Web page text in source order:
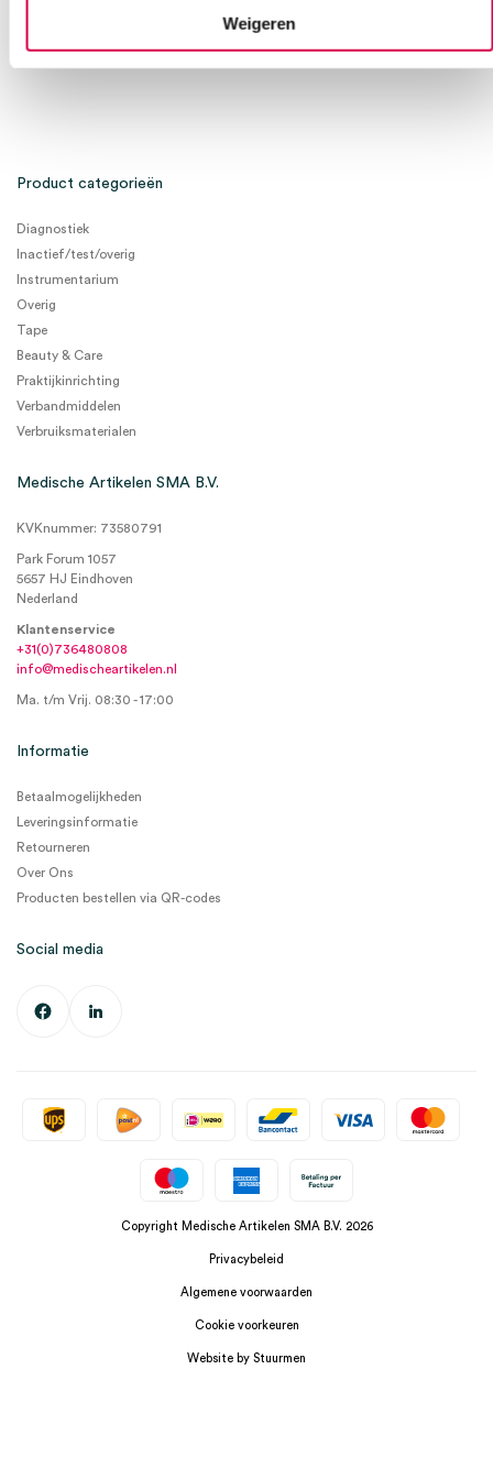
Weigeren
Product categorieën
Diagnostiek
Inactief/test/overig
Instrumentarium
Overig
Tape
Beauty & Care
Praktijkinrichting
Verbandmiddelen
Verbruiksmaterialen
Medische Artikelen SMA B.V.
KVKnummer: 73580791
Park Forum 1057
5657 HJ Eindhoven
Nederland
Klantenservice
+31(0)736480808
info@medischeartikelen.nl
Ma. t/m Vrij. 08:30 - 17:00
Informatie
Betaalmogelijkheden
Leveringsinformatie
Retourneren
Over Ons
Producten bestellen via QR-codes
Social media
Copyright Medische Artikelen SMA B.V. 2026
Privacybeleid
Algemene voorwaarden
Cookie voorkeuren
Website by Stuurmen